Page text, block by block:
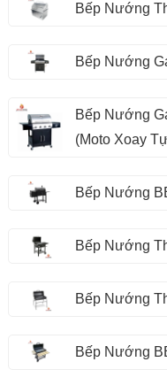
Bếp Nướng
Bếp Nướng
Bếp Nướng
(Moto Xoay
Bếp Nướng
Bếp Nướng
Bếp Nướng
Bếp Nướng